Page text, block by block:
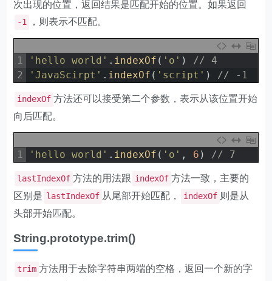
次出现的位置，返回结果是匹配开始的位置。如果返回
-1 ，则表示不匹配。
1
2
'hello world' . indexOf ( 'o' )
// 4
'JavaScirpt' . indexOf ( 'script' ) // -1
indexOf 方法还可以接受第二个参数，表示从该位置开始
向后匹配。
1 'hello world' . indexOf ( 'o' , 6 ) // 7
lastIndexOf 方法的用法跟 indexOf 方法一致，主要的
区别是 lastIndexOf 从尾部开始匹配， indexOf 则是从
头部开始匹配。
String.prototype.trim()
trim 方法用于去除字符串两端的空格，返回一个新的字